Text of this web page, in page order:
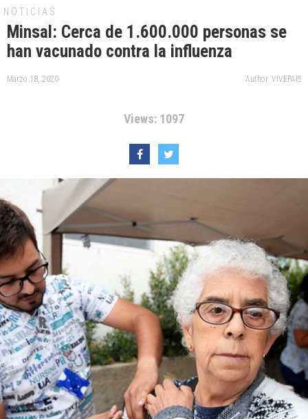
NOTICIAS
Minsal: Cerca de 1.600.000 personas se
han vacunado contra la influenza
Marzo 18, 2020 Author: VIVEPAIS
Views: 1097